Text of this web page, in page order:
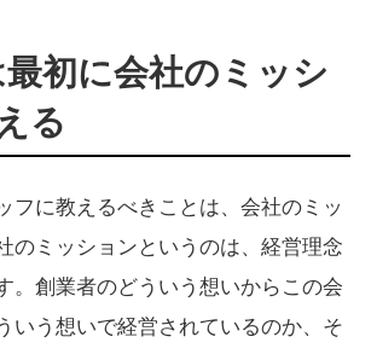
初に会社のミッシ
る
フに教えるべきことは、会社のミッ
のミッションというのは、経営理念
。創業者のどういう想いからこの会
いう想いで経営されているのか、そ